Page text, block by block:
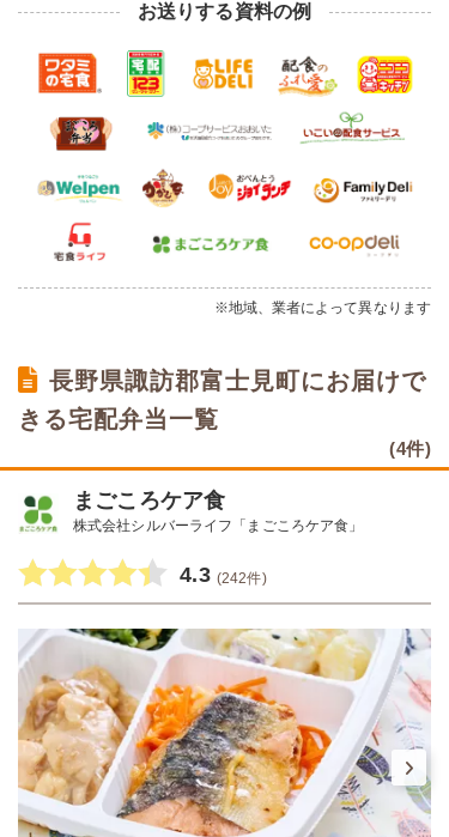
お送りする資料の例
※地域、業者によって異なります
長野県諏訪郡富士見町にお届けで
きる宅配弁当一覧
(4件)
まごころケア食
株式会社シルバーライフ「まごころケア食」
4.3 (242件)